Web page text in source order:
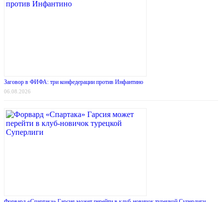
Заговор в ФИФА: три конфедерации против Инфантино
06.08.2026